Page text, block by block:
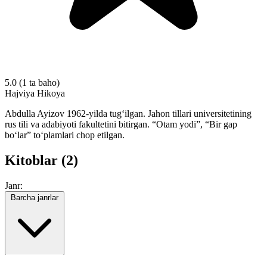
5.0 (1 ta baho)
Hajviya Hikoya
Abdulla Ayizov 1962-yilda tug‘ilgan. Jahon tillari universitetining
rus tili va adabiyoti fakultetini bitirgan. “Otam yodi”, “Bir gap
bo‘lar” to‘plamlari chop etilgan.
Kitoblar (2)
Janr:
Barcha janrlar